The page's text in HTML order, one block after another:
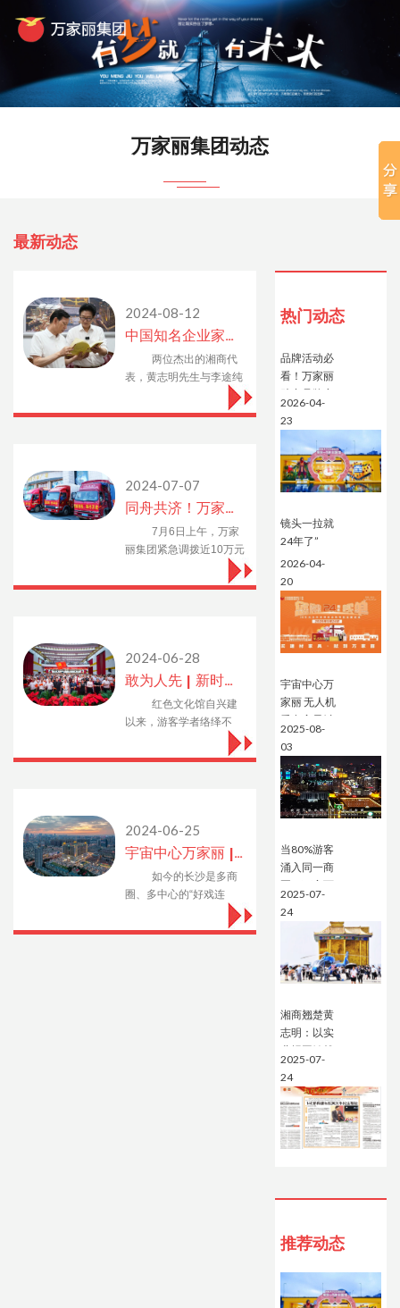
万家丽集团动态
最新动态
2024-08-12
中国知名企业家李途纯到访湖南省商业联合会
两位杰出的湘商代
表，黄志明先生与李途纯
先生一见如故，他们不仅
深入探讨了企业的未来发
2024-07-07
同舟共济！万家丽集团紧急调拨近10万元物资赴平江驰援防汛救灾​
7月6日上午，万家
丽集团紧急调拨近10万元
灾后重建救援物资组建慰
问团，在湖南省政协委
2024-06-28
敢为人先 | 新时代的思想属地——宇宙中心万家丽
红色文化馆自兴建
以来，游客学者络绎不
绝，吸引了一批又一批的
全国各地各级党政代表
2024-06-25
宇宙中心万家丽 | 激发城市新活力，助力湖南经济长虹！
如今的长沙是多商
圈、多中心的“好戏连
以“最高能、最多元、最
热门动态
品牌活动必
看！万家丽
助力品牌实
碑双丰收
2026-04-
23
镜头一拉就
24年了”
2026-04-
20
宇宙中心万
家丽 无人机
秀点亮星城
书写强国担
当的城市文
化传奇
2025-08-
03
当80%游客
涌入同一商
圈，万家丽
定义世界级
商业地标
2025-07-
24
湘商翘楚黄
志明：以实
业报国铸就
时代样本！
2025-07-
24
推荐动态